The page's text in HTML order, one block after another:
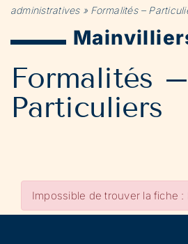
administratives» Formalités –
Formalités –
Particuliers
Impossible de trouver la fiche :